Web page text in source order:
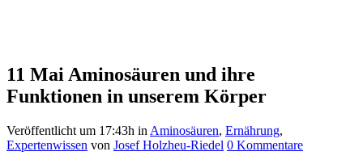
11 Mai Aminosäuren und ihre
Funktionen in unserem Körper
Veröffentlicht um 17:43h in Aminosäuren, Ernährung,
Expertenwissen von Josef Holzheu-Riedel 0 Kommentare